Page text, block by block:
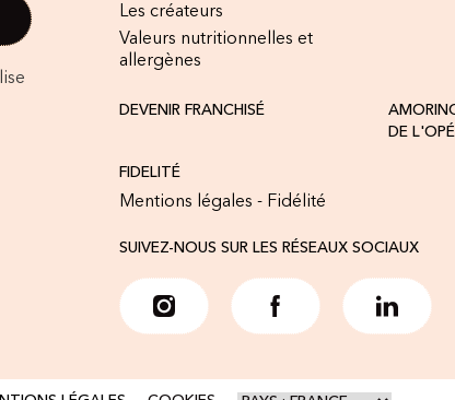
Les créateurs
Valeurs nutritionnelles et
allergènes
DEVENIR FRANCHISÉ
DE
FIDELITÉ
Mentions légales - Fidélité
SUIVEZ-NOUS SUR LES RÉSEAUX SOCIAUX